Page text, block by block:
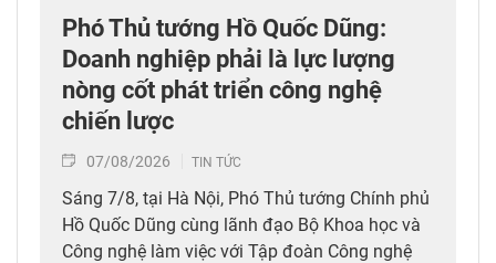
Phó Thủ tướng Hồ Quốc Dũng:
Doanh nghiệp phải là lực lượng
nòng cốt phát triển công nghệ
chiến lược
07/08/2026 TIN TỨC
Sáng 7/8, tại Hà Nội, Phó Thủ tướng Chính phủ
Hồ Quốc Dũng cùng lãnh đạo Bộ Khoa học và
Công nghệ làm việc với Tập đoàn Công nghệ